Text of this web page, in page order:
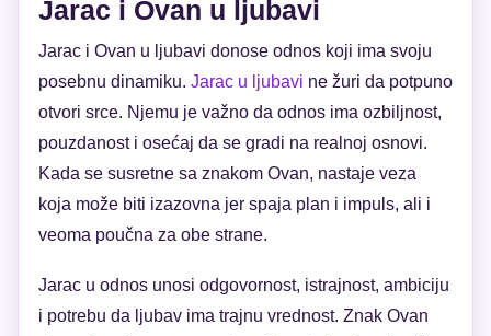
Jarac i Ovan u ljubavi
Jarac i Ovan u ljubavi donose odnos koji ima svoju
posebnu dinamiku. Jarac u ljubavi ne žuri da potpuno
otvori srce. Njemu je važno da odnos ima ozbiljnost,
pouzdanost i osećaj da se gradi na realnoj osnovi.
Kada se susretne sa znakom Ovan, nastaje veza
koja može biti izazovna jer spaja plan i impuls, ali i
veoma poučna za obe strane.
Jarac u odnos unosi odgovornost, istrajnost, ambiciju
i potrebu da ljubav ima trajnu vrednost. Znak Ovan